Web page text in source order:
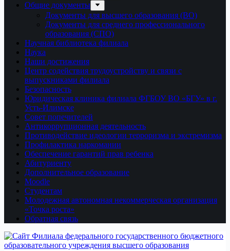
Общие документы
Документы для высшего образования (ВО)
Документы для среднего профессионального
образования (СПО)
Научная библиотека филиала
Наука
Наши достижения
Центр содействия трудоустройству и связи с
выпускниками филиала
Безопасность
Юридическая клиника филиала ФГБОУ ВО «БГУ» в г.
Усть-Илимске
Совет попечителей
Антикоррупционная деятельность
Противодействие идеологии терроризма и экстремизма
Профилактика наркомании
Обеспечение гарантий прав ребенка
Абитуриенту
Дополнительное образование
Moodle
Студентам
Молодежная автономная некоммерческая организация
«Точка роста»
Обратная связь